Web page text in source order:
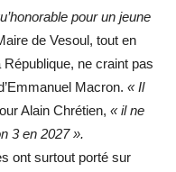
pour un jeune
de Vesoul, tout en
République, ne craint pas
Macron. « Il
Alain Chrétien, « il ne
3 en 2027 ».
ont surtout porté sur